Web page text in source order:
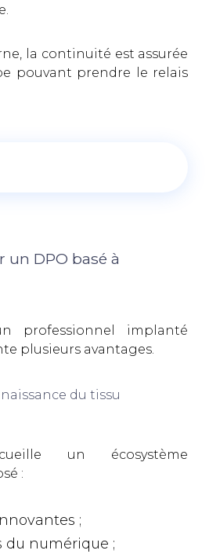
la continuité est assurée
pouvant prendre le relais
DPO basé à
professionnel implanté
plusieurs avantages.
du tissu
un écosystème
:
;
du numérique ;